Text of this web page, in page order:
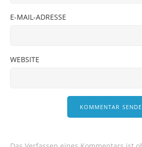
E-MAIL-ADRESSE
WEBSITE